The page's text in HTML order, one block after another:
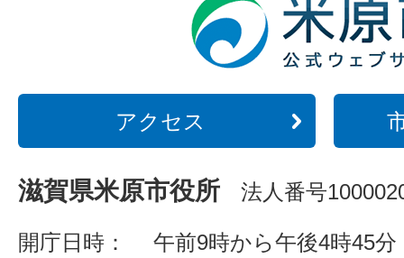
アクセス
滋賀県米原市役所 法人番号
開庁日時：
午前9時から午後4時45分